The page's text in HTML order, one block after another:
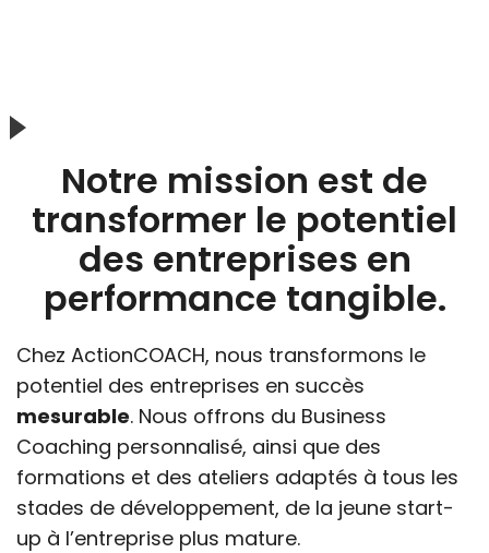
Notre mission est de
transformer le potentiel
des entreprises en
performance tangible.
Chez ActionCOACH, nous transformons le
potentiel des entreprises en succès
mesurable. Nous offrons du Business
Coaching personnalisé, ainsi que des
formations et des ateliers adaptés à tous les
stades de développement, de la jeune start-
up à l’entreprise plus mature.